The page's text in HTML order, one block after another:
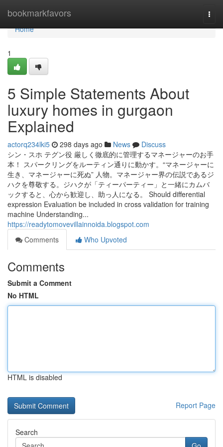
bookmarkfavors
Home
Home
1
5 Simple Statements About
luxury homes in gurgaon
Explained
actorq234lki5 298 days ago News
Discuss
シン・スホ テグン役 厳しく徹底的に管理するマネージャーのお手
本！ スパークリングをルーティン通りに動かす。“マネージャーに
生き、マネージャーに死ぬ” 人物。マネージャー界の伝説であるジ
ハクを尊敬する。ジハクが「ティーパーティー」と一緒にカムバ
ックすると、心から歓迎し、助っ人になる。 Should differential
expression Evaluation be included in cross validation for training
machine Understanding...
https://readytomovevillainnoida.blogspot.com
Comments
Who Upvoted
Comments
Submit a Comment
No HTML
HTML is disabled
Report Page
Search